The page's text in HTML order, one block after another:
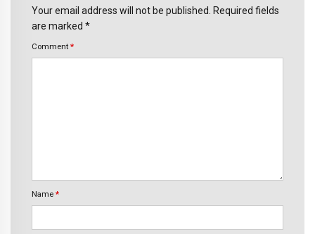
Your email address will not be published. Required fields
are marked *
Comment *
Name *